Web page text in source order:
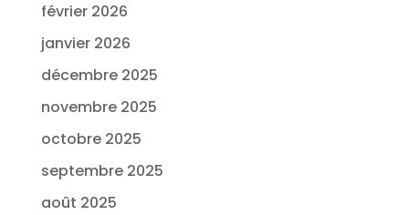
février 2026
janvier 2026
décembre 2025
novembre 2025
octobre 2025
septembre 2025
août 2025